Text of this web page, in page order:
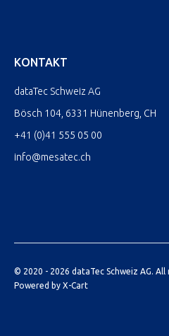
KONTAKT
dataTec Schweiz AG
Bösch 104, 6331 Hünenberg, CH
+41 (0)41 555 05 00
info@mesatec.ch
© 2020 - 2026 dataTec Schweiz AG. All
Powered by X-Cart